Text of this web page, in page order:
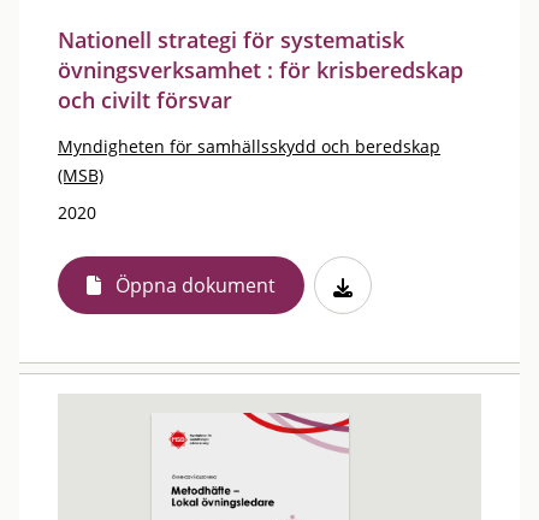
Nationell strategi för systematisk
övningsverksamhet : för krisberedskap
och civilt försvar
Myndigheten för samhällsskydd och beredskap
(MSB)
2020
Öppna dokument